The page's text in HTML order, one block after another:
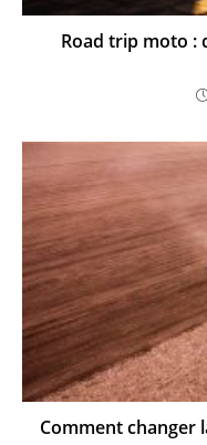
Road trip moto :
Comment changer